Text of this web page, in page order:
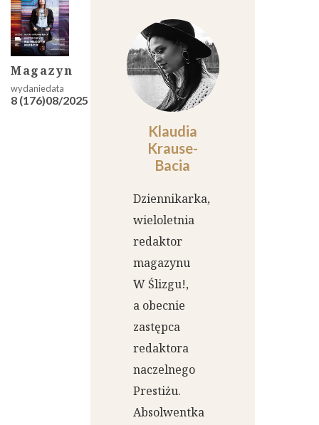
Magazyn
8 (176)08/2025
Klaudia
Krause-
Bacia
Dziennikarka,
wieloletnia
redaktor
magazynu
W Ślizgu!,
a obecnie
zastępca
redaktora
naczelnego
Prestiżu.
Absolwentka